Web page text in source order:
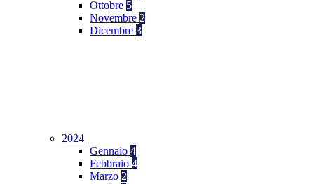
Ottobre 5
Novembre 2
Dicembre 3
2024
Gennaio 4
Febbraio 4
Marzo 2